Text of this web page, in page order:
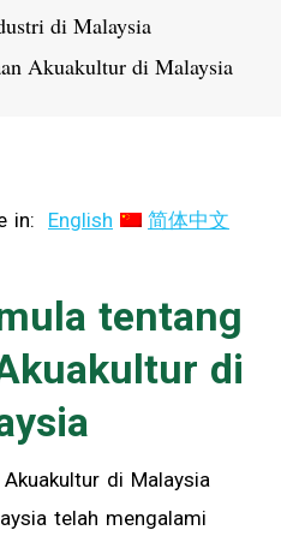
di Malaysia
Akuakultur di Malaysia
in: English
简体中文
tentang
di
telah mengalami